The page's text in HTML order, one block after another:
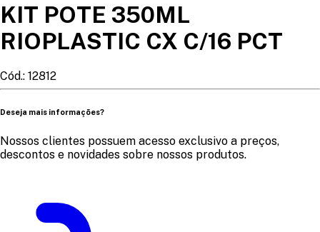
KIT POTE 350ML
RIOPLASTIC CX C/16 PCT
Cód.: 12812
Deseja mais informações?
Nossos clientes possuem acesso exclusivo a preços,
descontos e novidades sobre nossos produtos.